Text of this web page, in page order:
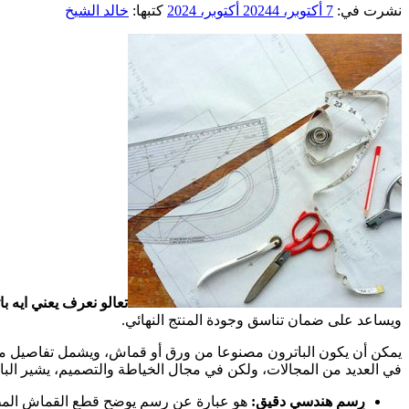
نشرت في: 7 أكتوبر، 2024 4 أكتوبر، 2024 كتبها: خالد الشيخ
تعالو نعرف يعني ايه
ويساعد على ضمان تناسق وجودة المنتج النهائي.
يمكن أن يكون الباترون مصنوعا من ورق أو قماش، ويشمل تفاصيل
في العديد من المجالات، ولكن في مجال الخياطة والتصميم، يشير
رسم هندسي دقيق: هو عبارة عن رسم يوضح قطع القماش